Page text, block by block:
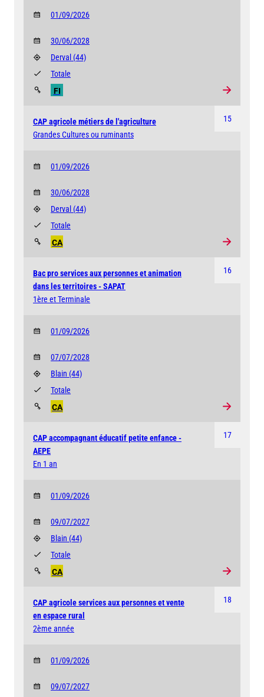
01/09/2026
30/06/2028
Derval (44)
FI
Totale
15
CAP agricole métiers de l'agriculture
Grandes Cultures ou ruminants
01/09/2026
30/06/2028
Derval (44)
CA
Totale
16
Bac pro services aux personnes et animation
dans les territoires - SAPAT
1ère et Terminale
01/09/2026
07/07/2028
Blain (44)
CA
Totale
17
CAP accompagnant éducatif petite enfance -
AEPE
En 1 an
01/09/2026
09/07/2027
Blain (44)
CA
Totale
18
CAP agricole services aux personnes et vente
en espace rural
2ème année
01/09/2026
09/07/2027